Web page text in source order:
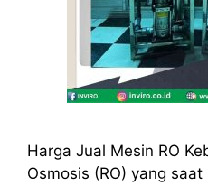
Harga Jual Mesin RO
Osmosis (RO) yang